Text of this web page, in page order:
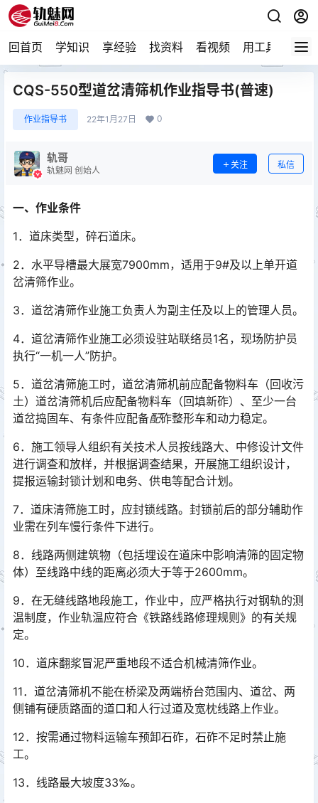
回首页 学知识 享经验 找资料 看视频 用工具 论技
CQS-550型道岔清筛机作业指导书(普速)
作业指导书 22年1月27日 0
轨哥
轨魅网 创始人
关注 私信
一、作业条件
1．道床类型，碎石道床。
2．水平导槽最大展宽7900mm，适用于9#及以上单开道
岔清筛作业。
3．道岔清筛作业施工负责人为副主任及以上的管理人员。
4．道岔清筛作业施工必须设驻站联络员1名，现场防护员
执行“一机一人”防护。
5．道岔清筛施工时，道岔清筛机前应配备物料车（回收污
土）道岔清筛机后应配备物料车（回填新砟）、至少一台
道岔捣固车、有条件应配备配砟整形车和动力稳定。
6．施工领导人组织有关技术人员按线路大、中修设计文件
进行调查和放样，并根据调查结果，开展施工组织设计，
提报运输封锁计划和电务、供电等配合计划。
7．道床清筛施工时，应封锁线路。封锁前后的部分辅助作
业需在列车慢行条件下进行。
8．线路两侧建筑物（包括埋设在道床中影响清筛的固定物
体）至线路中线的距离必须大于等于2600mm。
9．在无缝线路地段施工，作业中，应严格执行对钢轨的测
温制度，作业轨温应符合《铁路线路修理规则》的有关规
定。
10．道床翻浆冒泥严重地段不适合机械清筛作业。
11．道岔清筛机不能在桥梁及两端桥台范围内、道岔、两
侧铺有硬质路面的道口和人行过道及宽枕线路上作业。
12．按需通过物料运输车预卸石砟，石砟不足时禁止施
工。
13．线路最大坡度33‰。